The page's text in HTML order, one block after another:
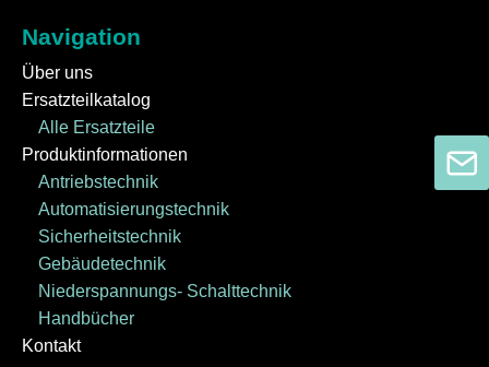
Navigation
Über uns
Ersatzteilkatalog
Alle Ersatzteile
Produktinformationen
Antriebstechnik
Automatisierungstechnik
Sicherheitstechnik
Gebäudetechnik
Niederspannungs- Schalttechnik
Handbücher
Kontakt